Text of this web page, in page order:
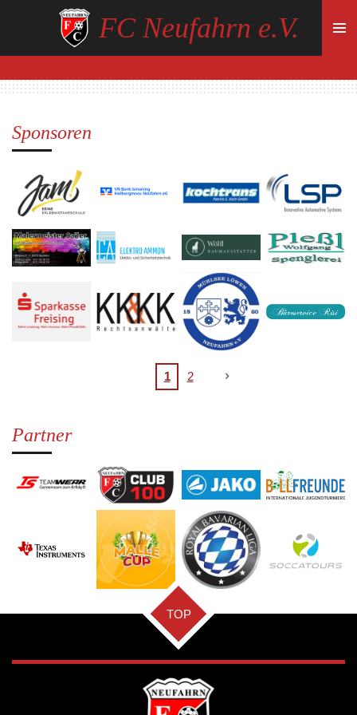
Hauptinhalt
springen
FC Neufahrn e.V.
Sponsoren
1 2
Partner
TOP